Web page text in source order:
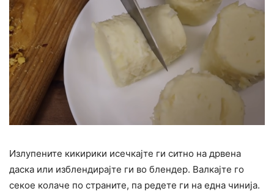
Излупените кикирики исечкајте ги ситно на дрвена
даска или изблендирајте ги во блендер. Валкајте го
секое колаче по страните, па редете ги на една чинија.